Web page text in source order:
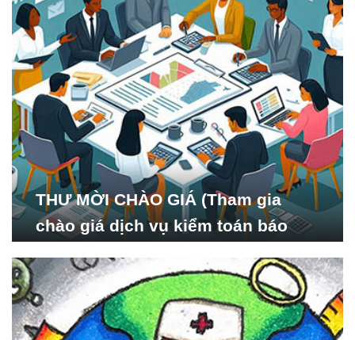
THƯ MỜI CHÀO GIÁ (Tham gia
chào giá dịch vụ kiểm toán báo
Nghiên cứu Phát triển Xã
hội_ISDS)